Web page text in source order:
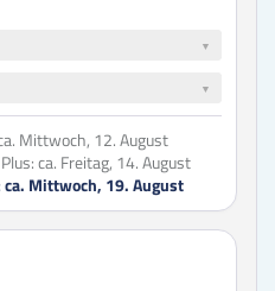
Mittwoch, 12. August
ca. Freitag, 14. August
ca. Mittwoch, 19. August